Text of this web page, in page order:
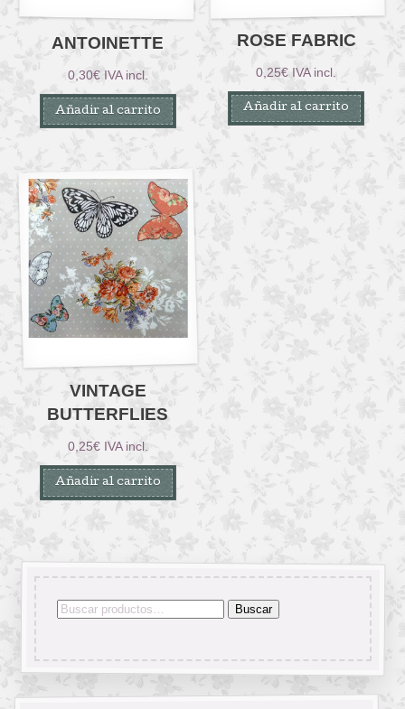
ANTOINETTE
0,30€ IVA incl.
Añadir al carrito
ROSE FABRIC
0,25€ IVA incl.
Añadir al carrito
VINTAGE
BUTTERFLIES
0,25€ IVA incl.
Añadir al carrito
Buscar
Buscar